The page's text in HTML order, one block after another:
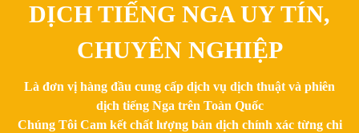
DỊCH TIẾNG NGA UY TÍN,
CHUYÊN NGHIỆP
Là đơn vị hàng đầu cung cấp dịch vụ dịch thuật và phiên
dịch tiếng Nga trên Toàn Quốc
Chúng Tôi Cam kết chất lượng bản dịch chính xác từng chi